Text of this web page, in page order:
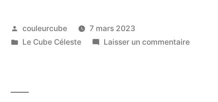
Publié
par
couleurcube
7 mars 2023
Publié
Le Cube Céleste Laisser un commentairesur